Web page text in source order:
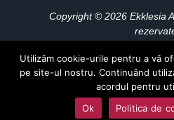
Copyright © 2026 Ekklesia
Utilizăm cookie-urile pentru a vă
pe site-ul nostru. Continuând
acordul pentru
Ok
Politica de